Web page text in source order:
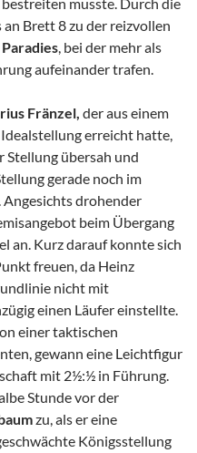
an Brett 8 zu der reizvollen
, bei der mehr als
aufeinander trafen.
Fränzel, der aus einem
erreicht hatte,
Stellung übersah und
gerade noch im
drohender
beim Übergang
an. Kurz darauf konnte sich
freuen, da Heinz
nicht mit
einen Läufer einstellte.
einer taktischen
gewann eine Leichtfigur
mit 2½:½ in Führung.
Stunde vor der
zu, als er eine
Königsstellung